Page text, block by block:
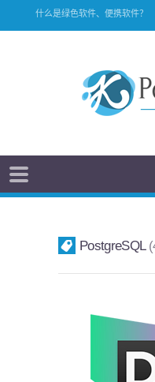
什么是绿色软件、便携软件？
PostgreSQL